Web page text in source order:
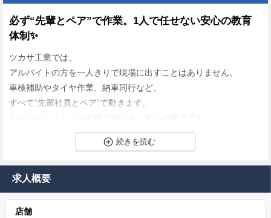
必ず“先輩とペア”で作業。1人で任せない安心の教育
体制✨
ツカサ工業では、
アルバイトの方を一人きりで現場に出すことはありません。
車検補助やタイヤ作業、納車同行など、
すべて“先輩社員とペア”で動きます。
ゼロから整備の基礎が学べる「入門バイト」✨
お願いするのは、難しい整備ではなく、あくまで補助作業。
その中で、工具の名前・扱い方、
「将来、整備士の道もありかも」と考えるきっかけにもなりま
求人概要
店舗